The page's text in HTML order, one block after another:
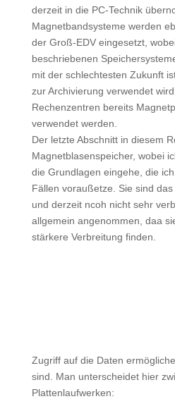
derzeit in die PC-Technik
Magnetbandsysteme werden
der Groß-EDV eingesetzt,
beschriebenen
mit der schlechtesten Zukunft
zur Archivierung verwendet
Rechenzentren bereits
verwendet werden.
Der letzte Abschnitt in diesem
Magnetblasenspeicher, wobei
die Grundlagen eingehe, die
Fällen voraußetze. Sie sind
und derzeit ncoh nicht sehr
allgemein angenommen, daa
stärkere Verbreitung finden.
Zugriff auf die Daten
sind. Man unterscheidet hier
Plattenlaufwerken: